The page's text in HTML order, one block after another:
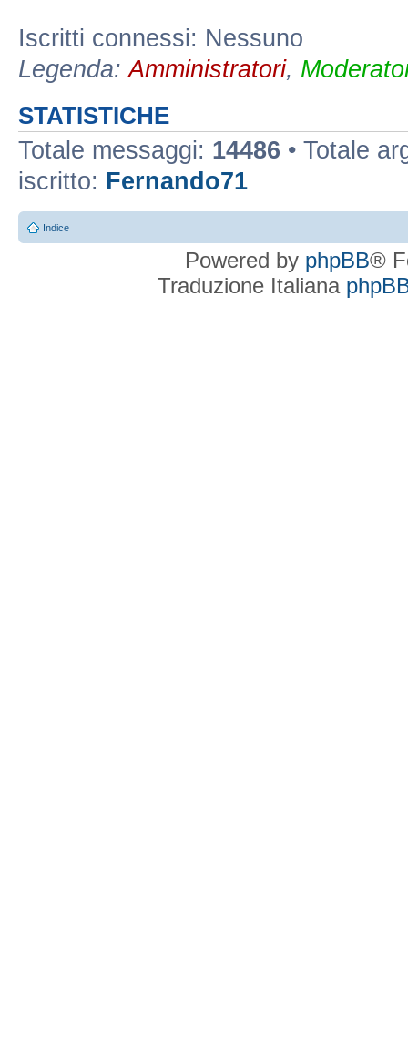
Iscritti connessi: Nessuno
Legenda:Amministratori,
STATISTICHE
Totale messaggi: 14486 • Totale
iscritto: Fernando71
Indice
Powered by phpBB®
Traduzione Italiana